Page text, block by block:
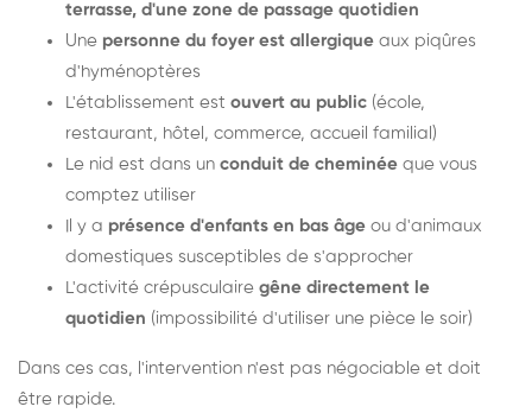
terrasse, d'une zone de passage quotidien
Une personne du foyer est allergique aux piqûres
d'hyménoptères
L'établissement est ouvert au public (école,
restaurant, hôtel, commerce, accueil familial)
Le nid est dans un conduit de cheminée que vous
comptez utiliser
Il y a présence d'enfants en bas âge ou d'animaux
domestiques susceptibles de s'approcher
L'activité crépusculaire gêne directement le
quotidien (impossibilité d'utiliser une pièce le soir)
Dans ces cas, l'intervention n'est pas négociable et doit
être rapide.